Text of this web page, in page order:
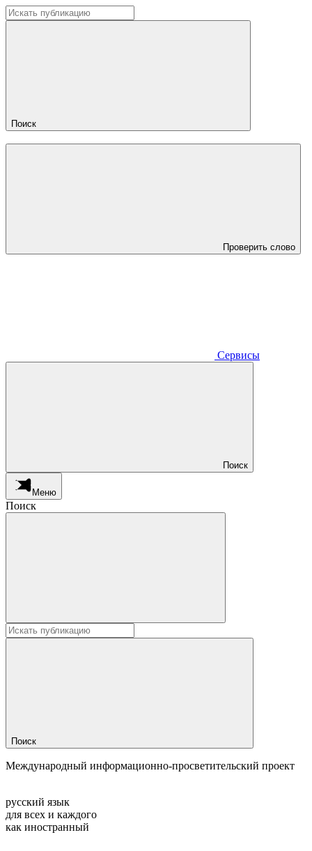
Поиск
Проверить слово
Сервисы
Поиск
Меню
Поиск
Поиск
Международный информационно-просветительский проект
русский язык
для всех и каждого
как иностранный